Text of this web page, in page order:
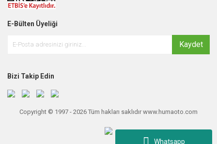
Whatsapp
E-Bülten Üyeliği
Kaydet
Bizi Takip Edin
Copyright © 1997 - 2026 Tüm hakları saklıdır www.humaoto.com